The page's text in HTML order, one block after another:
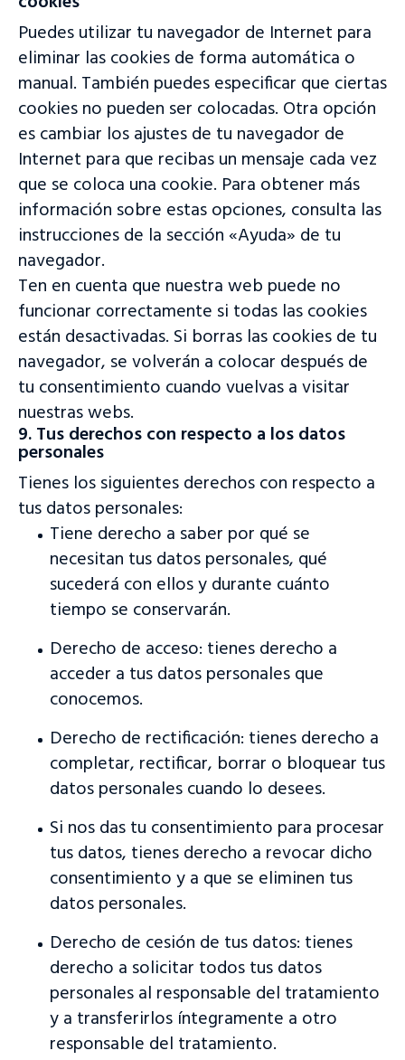
Puedes utilizar tu navegador de Internet para
eliminar las cookies de forma automática o
manual. También puedes especificar que ciertas
cookies no pueden ser colocadas. Otra opción
es cambiar los ajustes de tu navegador de
Internet para que recibas un mensaje cada vez
que se coloca una cookie. Para obtener más
información sobre estas opciones, consulta las
instrucciones de la sección «Ayuda» de tu
navegador.
Ten en cuenta que nuestra web puede no
funcionar correctamente si todas las cookies
están desactivadas. Si borras las cookies de tu
navegador, se volverán a colocar después de
tu consentimiento cuando vuelvas a visitar
nuestras webs.
9. Tus derechos con respecto a los datos
personales
Tienes los siguientes derechos con respecto a
tus datos personales:
Tiene derecho a saber por qué se
necesitan tus datos personales, qué
sucederá con ellos y durante cuánto
tiempo se conservarán.
Derecho de acceso: tienes derecho a
acceder a tus datos personales que
conocemos.
Derecho de rectificación: tienes derecho a
completar, rectificar, borrar o bloquear tus
datos personales cuando lo desees.
Si nos das tu consentimiento para procesar
tus datos, tienes derecho a revocar dicho
consentimiento y a que se eliminen tus
datos personales.
Derecho de cesión de tus datos: tienes
derecho a solicitar todos tus datos
personales al responsable del tratamiento
y a transferirlos íntegramente a otro
responsable del tratamiento.
¡Bienvenido a nuestro sitio web!
Accede a la plataforma de tasación y subasta o visita nuestro
sitio web para más información.
Acceder a la plataforma
Visitar sitio web
¿Aún no tienes nuestra aplicación?
¡Descárgala ahora!